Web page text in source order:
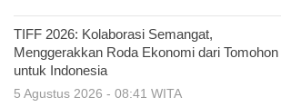
TIFF 2026: Kolaborasi Semangat,
Menggerakkan Roda Ekonomi dari Tomohon
untuk Indonesia
5 Agustus 2026 - 08:41 WITA